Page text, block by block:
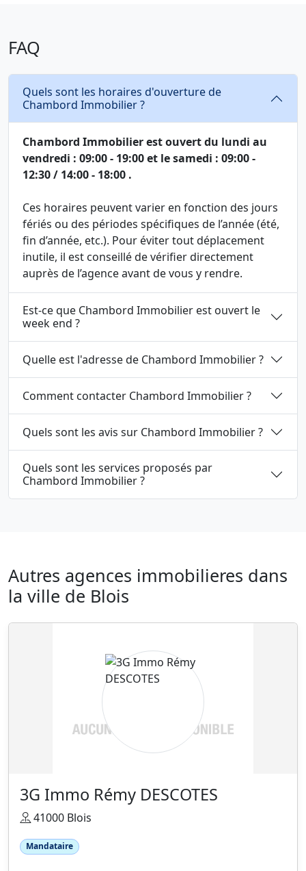
FAQ
Quels sont les horaires d'ouverture de
Chambord Immobilier ?
Chambord Immobilier est ouvert du lundi au
vendredi : 09:00 - 19:00 et le samedi : 09:00 -
12:30 / 14:00 - 18:00 .
Ces horaires peuvent varier en fonction des jours
fériés ou des périodes spécifiques de l’année (été,
fin d’année, etc.). Pour éviter tout déplacement
inutile, il est conseillé de vérifier directement
auprès de l’agence avant de vous y rendre.
Est-ce que Chambord Immobilier est ouvert le
week end ?
Quelle est l'adresse de Chambord Immobilier ?
Comment contacter Chambord Immobilier ?
Quels sont les avis sur Chambord Immobilier ?
Quels sont les services proposés par
Chambord Immobilier ?
Autres agences immobilieres dans
la ville de Blois
3G Immo Rémy DESCOTES
41000 Blois
Mandataire